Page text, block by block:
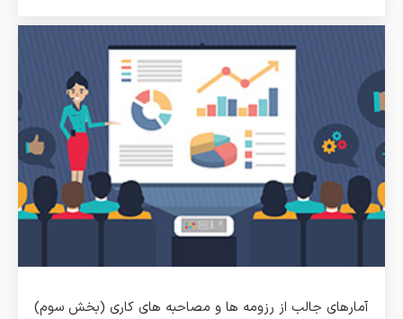
آمارهای جالب از رزومه ها و مصاحبه های کاری (بخش سوم)